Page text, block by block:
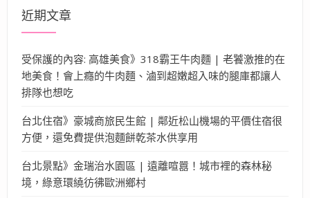
近期文章
受保護的內容: 高雄美食》318霸王牛肉麵 | 老饕激推的在
地美食！會上癮的牛肉麵、滷到超嫩超入味的腿庫都讓人
排隊也想吃
台北住宿》豪城商旅民生館 | 鄰近松山機場的平價住宿很
方便，還免費提供泡麵餅乾茶水供享用
台北景點》金瑞治水園區 | 遠離喧囂！城市裡的森林秘
境，綠意環繞彷彿歐洲鄉村